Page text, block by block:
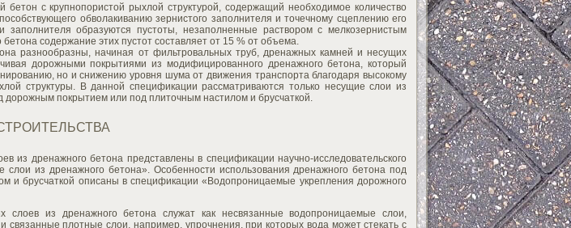
с крупнопористой рыхлой структурой, содержащий необходимое количество
обволакиванию зернистого заполнителя и точечному сцеплению его
образуются пустоты, незаполненные раствором с мелкозернистым
содержание этих пустот составляет от 15 % от объема.
разнообразны, начиная от фильтровальных труб, дренажных камней и несущих
дорожными покрытиями из модифицированного дренажного бетона, который
но и снижению уровня шума от движения транспорта благодаря высокому
структуры. В данной спецификации рассматриваются только несущие слои из
покрытием или под плиточным настилом и брусчаткой.
из дренажного бетона представлены в спецификации научно-исследовательского
слои из дренажного бетона». Особенности использования дренажного бетона под
и брусчаткой описаны в спецификации «Водопроницаемые укрепления дорожного
слоев из дренажного бетона служат как несвязанные водопроницаемые слои,
связанные плотные слои, например, упрочнения, при которых вода может стекать с